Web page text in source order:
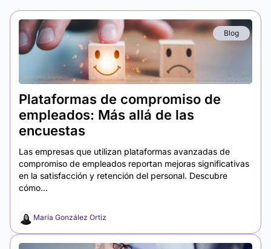
Blog
Plataformas de compromiso de
empleados: Más allá de las
encuestas
Las empresas que utilizan plataformas avanzadas de
compromiso de empleados reportan mejoras significativas
en la satisfacción y retención del personal. Descubre
cómo...
María González Ortiz